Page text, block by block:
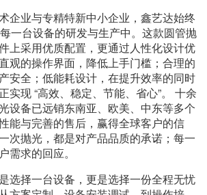
企业与专精特新中小企业，鑫艺达始终
一台设备的研发与生产中。这款圆管抛
上采用优质配置，更通过人性化设计优
观的操作界面，降低上手门槛；合理的
安全；低能耗设计，在提升效率的同时
实现 “高效、稳定、节能、省心”。 十余
设备已远销东南亚、欧美、中东等多个
能与完善的售后，赢得全球客户的信
次抛光，都是对产品品质的承诺；每一
需求的回应。
选择一台设备，更是选择一份全程无忧